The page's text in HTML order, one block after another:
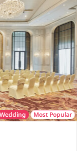
Wedding Most Popular